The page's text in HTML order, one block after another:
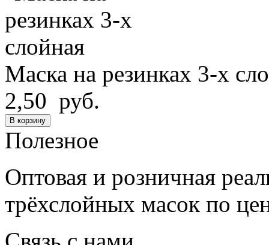
Маска на резинках 3-х
2,50 руб.
В корзину
Полезное
Оптовая и розничная
трёхслойных масок по